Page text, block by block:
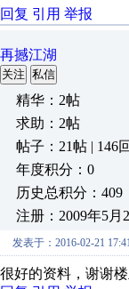
回复 引用 举报
再撼江湖
关注 私信
精华：2帖
求助：2帖
帖子：21帖 | 146回
年度积分：0
历史总积分：409
注册：2009年5月
发表于：2016-02-21
很好的资料，谢谢